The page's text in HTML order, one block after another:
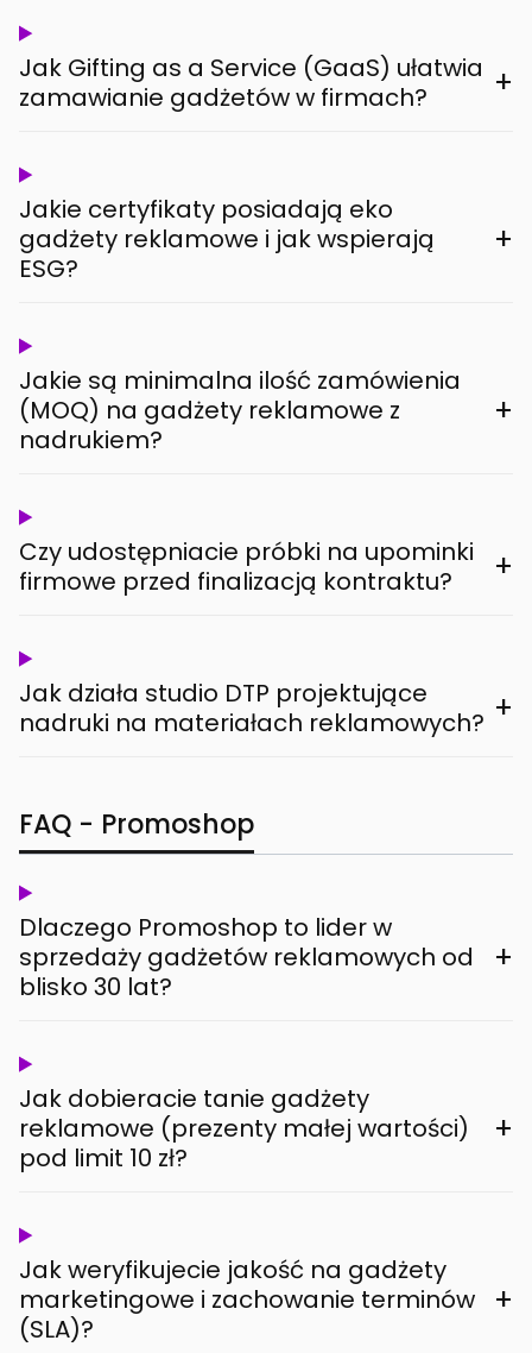
Jak Gifting as a Service (GaaS) ułatwia
zamawianie gadżetów w firmach?
+
Jakie certyfikaty posiadają eko
gadżety reklamowe i jak wspierają
ESG?
+
Jakie są minimalna ilość zamówienia
(MOQ) na gadżety reklamowe z
nadrukiem?
+
Czy udostępniacie próbki na upominki
firmowe przed finalizacją kontraktu?
+
Jak działa studio DTP projektujące
nadruki na materiałach reklamowych? +
FAQ - Promoshop
Dlaczego Promoshop to lider w
sprzedaży gadżetów reklamowych od
blisko 30 lat?
+
Jak dobieracie tanie gadżety
reklamowe (prezenty małej wartości)
pod limit 10 zł?
+
Jak weryfikujecie jakość na gadżety
marketingowe i zachowanie terminów
(SLA)?
+